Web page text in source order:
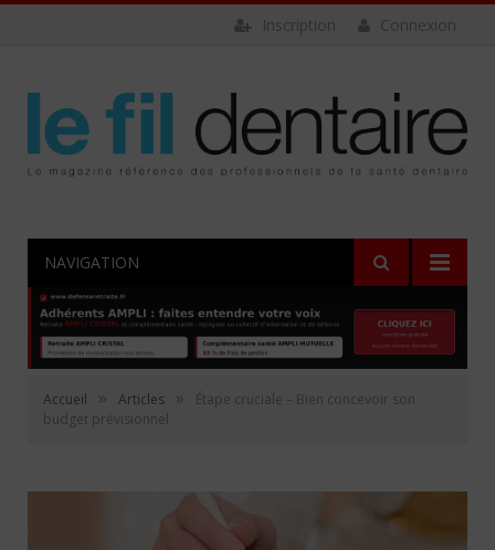
Connexion
Inscription
NAVIGATION
Accueil » Articles »
Étape cruciale – Bien concevoir son
budget prévisionnel